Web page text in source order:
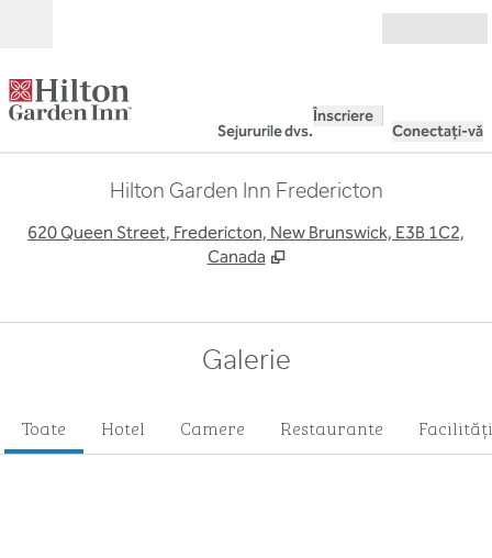
Sejururile dvs.
Înscriere
Conectați-vă
Hilton Garden Inn Fredericton
620 Queen Street, Fredericton, New Brunswick, E3B 1C2,
Canada
Galerie
Toate Hotel Camere Restaurante Facilităţi